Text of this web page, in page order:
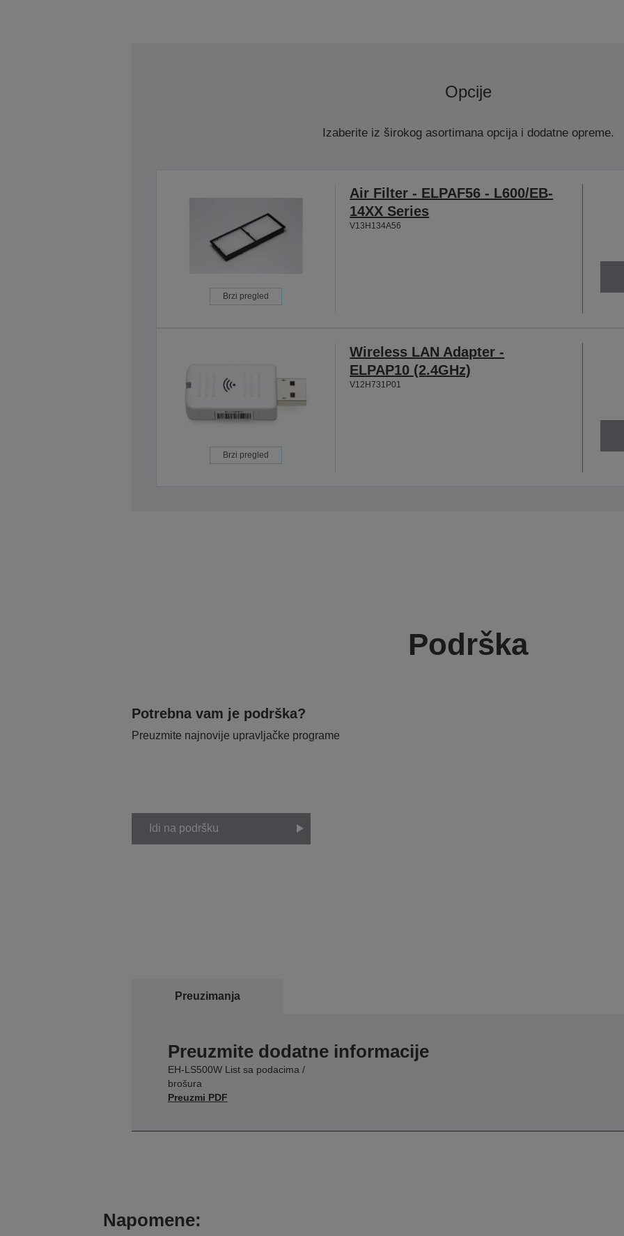
Opcije
Izaberite iz širokog asortimana opcija i dodatne opreme.
Brzi pregled
Air Filter - ELPAF56 - L600/EB-
14XX Series
V13H134A56
Brzi pregled
Wireless LAN Adapter -
ELPAP10 (2.4GHz)
V12H731P01
Podrška
Potrebna vam je podrška?
Preuzmite najnovije upravljačke programe
Idi na podršku
Preuzimanja
Preuzmite dodatne informacije
EH-LS500W List sa podacima /
brošura
Preuzmi PDF
Napomene: